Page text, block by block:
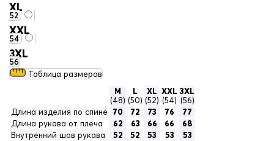
XL
52
XXL
54
3XL
56
Таблица размеров
M
(48)
L
(50)
XL
(52)
XXL
(54)
3XL
(56)
Длина изделия по спине
70 72 73 76
77
Длина рукава от плеча
62 63 66 66
68
Внутренний шов рукава
52 52 53 53
53